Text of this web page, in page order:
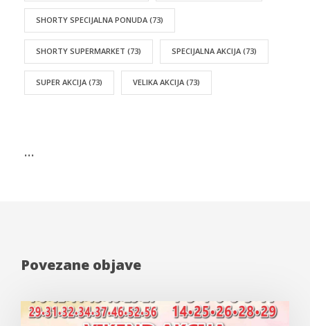
SHORTY SPECIJALNA PONUDA (73)
SHORTY SUPERMARKET (73) SPECIJALNA AKCIJA (73)
SUPER AKCIJA (73) VELIKA AKCIJA (73)
…
Povezane objave